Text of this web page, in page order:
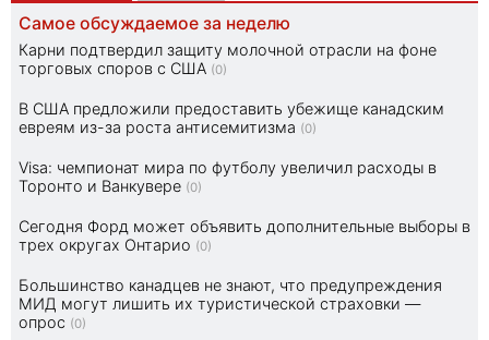
Самое обсуждаемое за неделю
Карни подтвердил защиту молочной отрасли на фоне
торговых споров с США (0)
В США предложили предоставить убежище канадским
евреям из-за роста антисемитизма (0)
Visa: чемпионат мира по футболу увеличил расходы в
Торонто и Ванкувере (0)
Сегодня Форд может объявить дополнительные выборы в
трех округах Онтарио (0)
Большинство канадцев не знают, что предупреждения
МИД могут лишить их туристической страховки —
опрос (0)